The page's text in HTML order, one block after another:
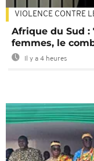
VIOLENCE CONTRE
Afrique du Sud :
femmes, le
Il y a 4 heures